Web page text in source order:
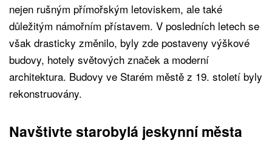
nejen rušným přímořským letoviskem, ale také
důležitým námořním přístavem. V posledních letech se
však drasticky změnilo, byly zde postaveny výškové
budovy, hotely světových značek a moderní
architektura. Budovy ve Starém městě z 19. století byly
rekonstruovány.
Navštivte starobylá jeskynní města